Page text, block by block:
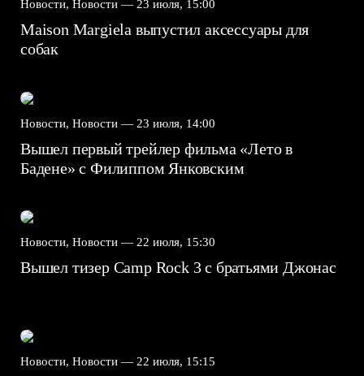
Новости, Новости — 23 июля, 15:00
Maison Margiela выпустил аксессуары для
собак
Новости, Новости — 23 июля, 14:00
Вышел первый трейлер фильма «Лето в
Бадене» с Филиппом Янковским
Новости, Новости — 22 июля, 15:30
Вышел тизер Camp Rock 3 с братьями Джонас
Новости, Новости — 22 июля, 15:15